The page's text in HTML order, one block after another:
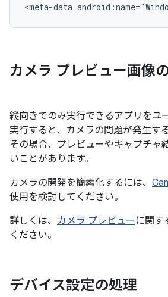
<meta-data
カメラ プレビュー画像
縦向きでのみ実行できるアプリをユ
実行すると、カメラの問題が発生す
その場合、プレビューやキャプチャ
いことがあります。
カメラの開発を簡素化するには、
使用を検討してください。
詳しくは、 カメラ プレビュー に関す
ください。
デバイス設定の処理